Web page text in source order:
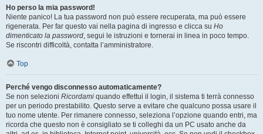
Ho perso la mia password!
Niente panico! La tua password non può essere recuperata, ma può essere
rigenerata. Per far questo vai nella pagina di ingresso e clicca su Ho
dimenticato la password, segui le istruzioni e tornerai in linea in poco tempo.
Se riscontri difficoltà, contatta l’amministratore.
Top
Perché vengo disconnesso automaticamente?
Se non selezioni Ricordami quando effettui il login, il sistema ti terrà connesso
per un periodo prestabilito. Questo serve a evitare che qualcuno possa usare il
tuo nome utente. Per rimanere connesso, seleziona l’opzione quando entri, ma
ricorda che questo non è consigliato se ti colleghi da un PC usato anche da